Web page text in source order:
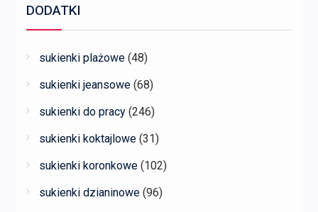
DODATKI
sukienki plażowe (48)
sukienki jeansowe (68)
sukienki do pracy (246)
sukienki koktajlowe (31)
sukienki koronkowe (102)
sukienki dzianinowe (96)